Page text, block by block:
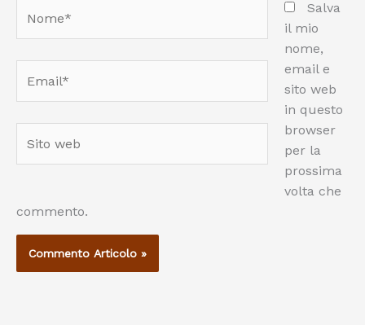
web
Salva
il mio
nome,
email e
sito web
in questo
browser
per la
prossima
volta che
commento.